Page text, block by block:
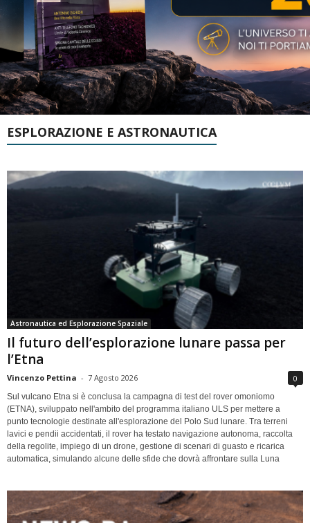
ESPLORAZIONE E ASTRONAUTICA
Astronautica ed Esplorazione Spaziale
Il futuro dell’esplorazione lunare passa per
l’Etna
Vincenzo Pettina - 7 Agosto 2026 0
Sul vulcano Etna si è conclusa la campagna di test del rover omoniomo
(ETNA), sviluppato nell'ambito del programma italiano ULS per mettere a
punto tecnologie destinate all'esplorazione del Polo Sud lunare. Tra terreni
lavici e pendii accidentati, il rover ha testato navigazione autonoma, raccolta
della regolite, impiego di un drone, gestione di scenari di guasto e ricarica
automatica, simulando alcune delle sfide che dovrà affrontare sulla Luna